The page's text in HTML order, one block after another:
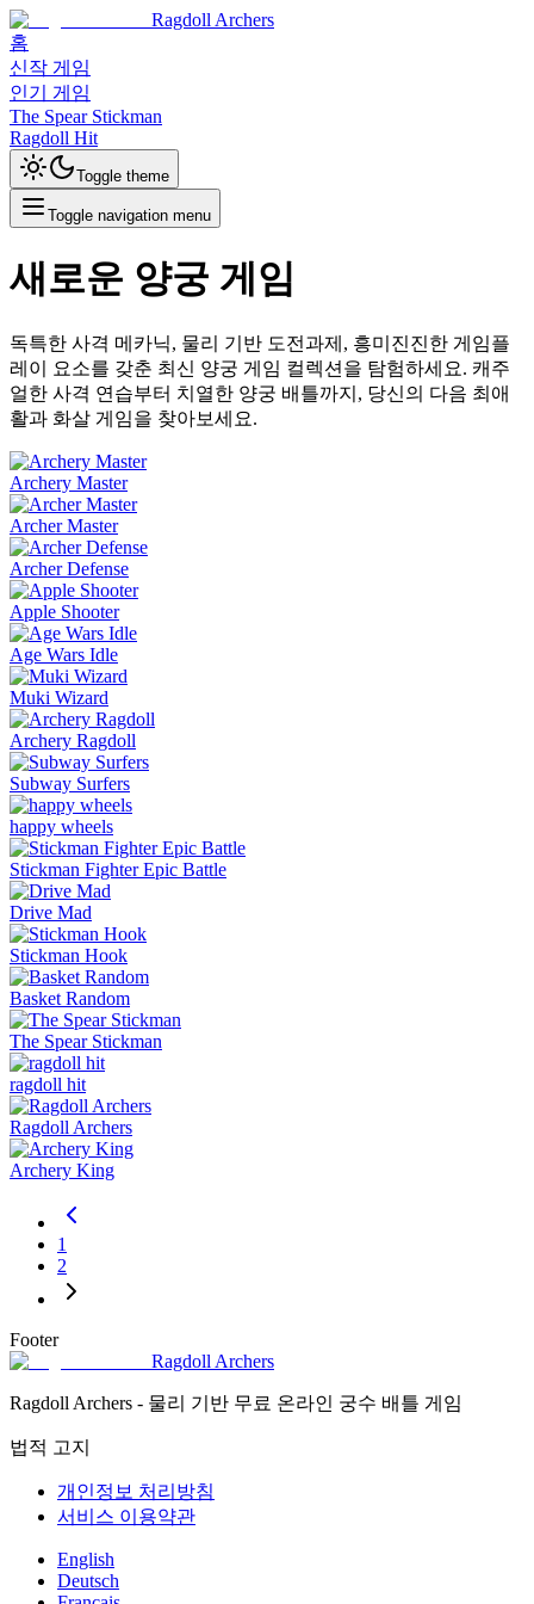
Ragdoll Archers
홈
신작 게임
인기 게임
The Spear Stickman
Ragdoll Hit
Toggle theme
Toggle navigation menu
새로운 양궁 게임
독특한 사격 메카닉, 물리 기반 도전과제, 흥미진진한 게임플
레이 요소를 갖춘 최신 양궁 게임 컬렉션을 탐험하세요. 캐주
얼한 사격 연습부터 치열한 양궁 배틀까지, 당신의 다음 최애
활과 화살 게임을 찾아보세요.
Archery Master
Archer Master
Archer Defense
Apple Shooter
Age Wars Idle
Muki Wizard
Archery Ragdoll
Subway Surfers
happy wheels
Stickman Fighter Epic Battle
Drive Mad
Stickman Hook
Basket Random
The Spear Stickman
ragdoll hit
Ragdoll Archers
Archery King
1
2
Footer
Ragdoll Archers
Ragdoll Archers - 물리 기반 무료 온라인 궁수 배틀 게임
법적 고지
개인정보 처리방침
서비스 이용약관
English
Deutsch